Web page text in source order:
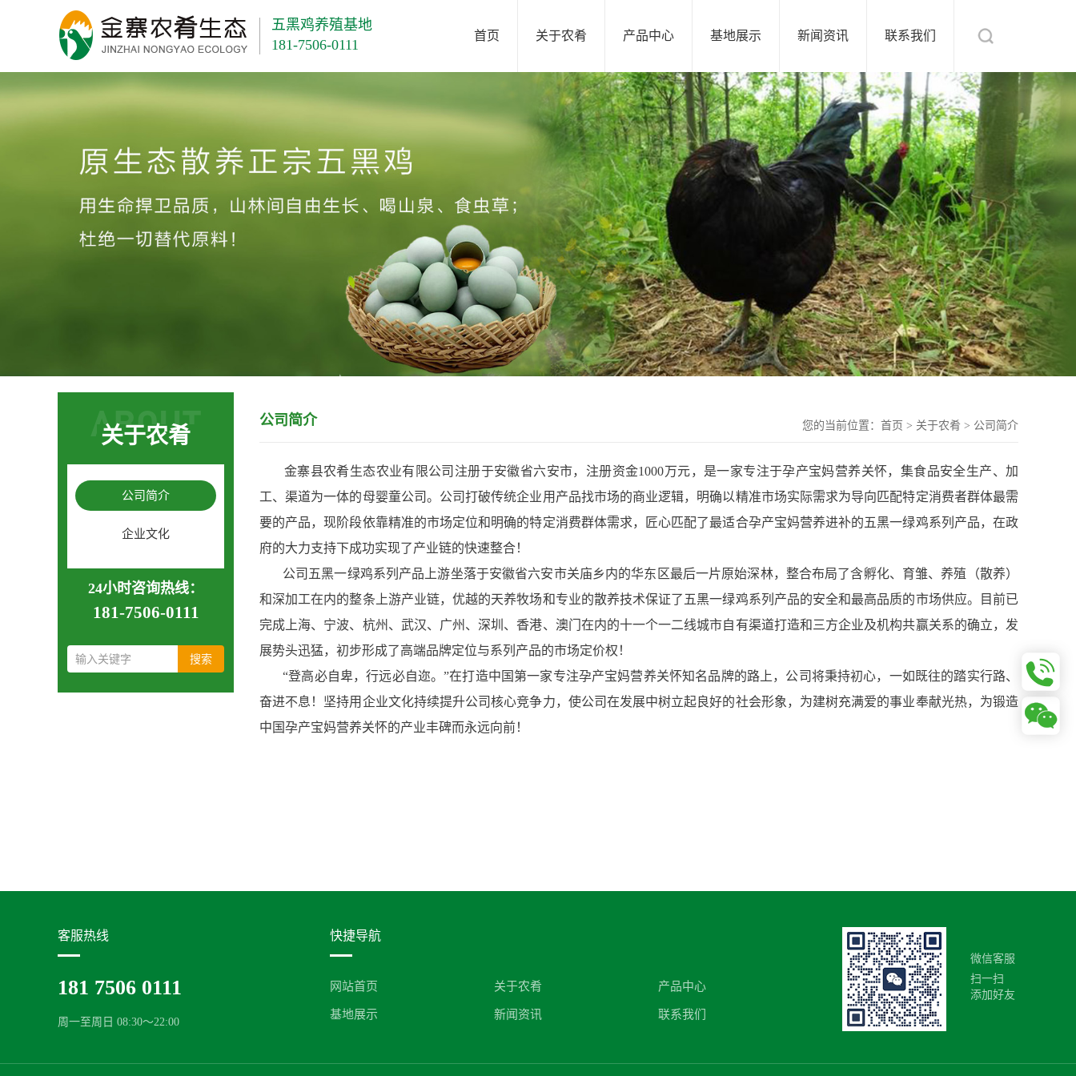
五黑鸡养殖基地
181-7506-0111
首页 关于农肴 产品中心 基地展示 新闻资讯 联系我们
ABOUT
关于农肴
公司简介
企业文化
24小时咨询热线：
181-7506-0111
公司简介 您的当前位置： 首页 > 关于农肴 > 公司简介
金寨县农肴生态农业有限公司注册于安徽省六安市，注册资金1000万元，是一家专注于孕产宝妈营养关怀，集食品安全生产、加
工、渠道为一体的母婴童公司。公司打破传统企业用产品找市场的商业逻辑，明确以精准市场实际需求为导向匹配特定消费者群体最需
要的产品，现阶段依靠精准的市场定位和明确的特定消费群体需求，匠心匹配了最适合孕产宝妈营养进补的五黑一绿鸡系列产品，在政
府的大力支持下成功实现了产业链的快速整合！
公司五黑一绿鸡系列产品上游坐落于安徽省六安市关庙乡内的华东区最后一片原始深林，整合布局了含孵化、育雏、养殖（散养）
和深加工在内的整条上游产业链，优越的天养牧场和专业的散养技术保证了五黑一绿鸡系列产品的安全和最高品质的市场供应。目前已
完成上海、宁波、杭州、武汉、广州、深圳、香港、澳门在内的十一个一二线城市自有渠道打造和三方企业及机构共赢关系的确立，发
展势头迅猛，初步形成了高端品牌定位与系列产品的市场定价权！
“登高必自卑，行远必自迩。”在打造中国第一家专注孕产宝妈营养关怀知名品牌的路上，公司将秉持初心，一如既往的踏实行路、
奋进不息！坚持用企业文化持续提升公司核心竞争力，使公司在发展中树立起良好的社会形象，为建树充满爱的事业奉献光热，为锻造
中国孕产宝妈营养关怀的产业丰碑而永远向前！
客服热线
181 7506 0111
周一至周日 08:30～22:00
快捷导航
网站首页
基地展示
关于农肴
新闻资讯
产品中心
联系我们
微信客服
扫一扫
添加好友